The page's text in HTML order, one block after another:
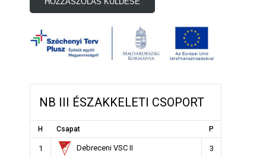
NB III ÉSZAKKELETI CSOPORT
H Csapat P
1 Debreceni VSC II 3